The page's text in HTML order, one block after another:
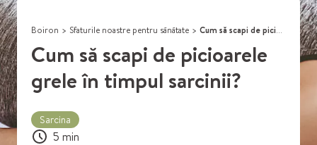
Boiron > Sfaturile noastre pentru sănătate > Cum să scapi de picioarele grele în timpul sarcinii?
Cum să scapi de picioarele
grele în timpul sarcinii?
Sarcina
5 min